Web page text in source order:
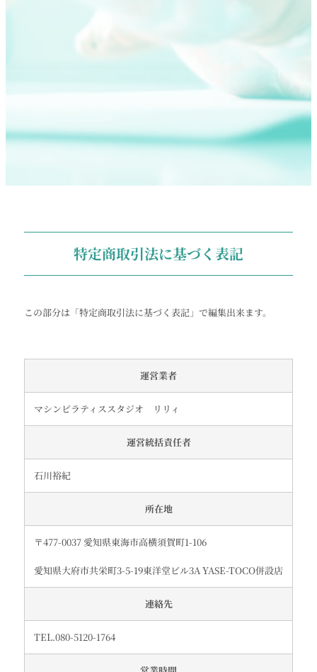
特定商取引法に基づく表記
この部分は「特定商取引法に基づく表記」で編集出来ます。
運営業者
マシンピラティススタジオ リリィ
運営統括責任者
石川裕紀
所在地
〒477-0037 愛知県東海市高横須賀町1-106
愛知県大府市共栄町3-5-19東洋堂ビル3A YASE-TOCO併設店
連絡先
TEL.080-5120-1764